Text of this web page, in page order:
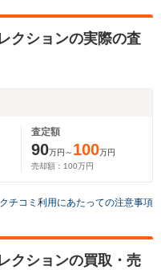
クションの実際の査
査定額
90万円～ 100万円
売却額： 100万円
クチコミ利用にあたっての注意事項
クションの買取・売